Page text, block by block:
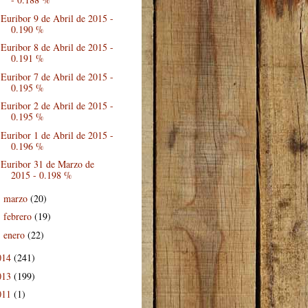
Euribor 9 de Abril de 2015 -
0.190 %
Euribor 8 de Abril de 2015 -
0.191 %
Euribor 7 de Abril de 2015 -
0.195 %
Euribor 2 de Abril de 2015 -
0.195 %
Euribor 1 de Abril de 2015 -
0.196 %
Euribor 31 de Marzo de
2015 - 0.198 %
marzo (20)
febrero (19)
enero (22)
(241)
(199)
(1)